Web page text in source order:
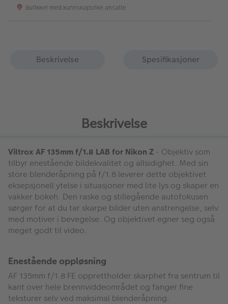
Butikker med kunnskapsrike ansatte
Beskrivelse Spesifikasjoner
Beskrivelse
Viltrox AF 135mm f/1.8 LAB for Nikon Z - Objektiv som
tilbyr enestående bildekvalitet og allsidighet. Med sin
store blenderåpning på f/1.8 leverer dette objektivet
eksepsjonell ytelse i situasjoner med lite lys og skaper en
vakker bokeh. Den raske og stillegående autofokusen
sørger for at du tar skarpe bilder uten anstrengelse, selv
med motiver i bevegelse. Og objektivet egner seg også
meget godt til video.
Enestående oppløsning
AF 135mm f/1.8 FE opprettholder skarphet fra sentrum til
kant over hele brennviddeområdet og fanger fine
teksturer selv ved maksimal blenderåpning.